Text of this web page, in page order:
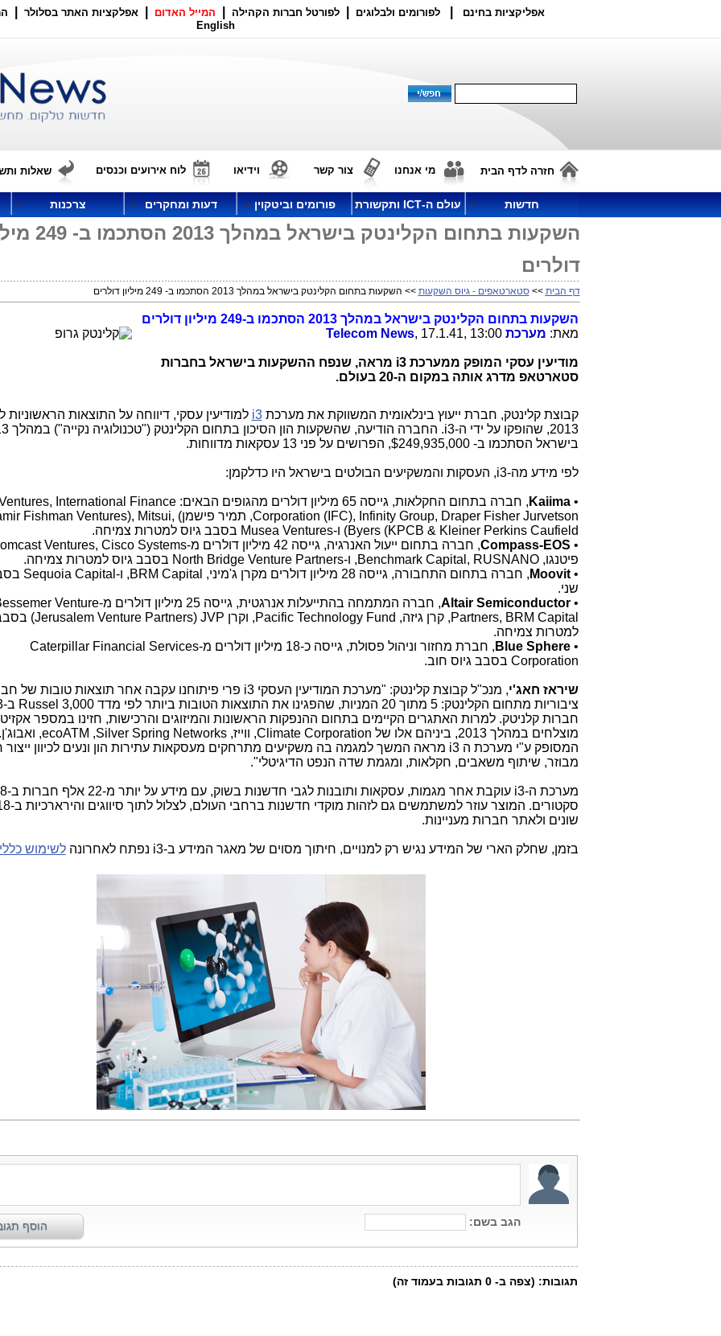
אפליקציות בחינם לפורומים ולבלוגים לפורטל חברות הקהילה המייל האדום אפלקציות האתר בסלולר
English
חזרה לדף הבית מי אנחנו צור קשר וידיאו לוח אירועים וכנסים שאלות
חדשות עולם ה-ICT ותקשורת פורומים וביטקוין דעות ומחקרים צרכנות
השקעות בתחום הקלינטק בישראל
דולרים
דף הבית >>סטארטאפים - גיוס השקעות >> השקעות בתחום הקלינטק בישראל במהלך 2013 הסתכמו ב- 249 מיליון דולרים
השקעות בתחום הקלינטק בישראל במהלך 2013 הסתכמו ב-249 מיליון דולרים
מאת: מערכת Telecom News, 17.1.41, 13:00
מודיעין עסקי המופק ממערכתi3 מראה, שנפח ההשקעות בישראל בחברות
סטארטאפ מדרג אותה במקום ה-20 בעולם.
קבוצת קלינטק, חברת ייעוץ בינלאומית המשווקת את מערכתi3 למודיעין עסקי, דיווחה על התוצאות הראשוניות
2013, שהופקו על ידי ה-
i3
. החברה הודיעה,
בישראל הסתכמו ב- $249,935,000, הפרושים על פני 13 עסקאות מדווחות.
לפי מידע מה-i3, העסקות והמשקיעים הבולטים בישראל היו כדלקמן:
•
Kaiima , חברה בתחום החקלאות, גייסה 65 מיליון דולרים מהגופים הבאים:
International Finance
Corporation (IFC), Infinity Group, Draper Fisher Jurvetson, תמיר פישמן) Fishman Ventures), Mitsui,
Kleiner Perkins Caufield
&
Byers (KPCB) ו-Musea Ventures בסבב גיוס למטרות צמיחה.
•
Compass-EOS, חברה בתחום ייעול האנרגיה, גייסה 42 מיליון דולרים מ- Ventures, Cisco Systems
פיטנגו,Benchmark Capital, RUSNANO, ו-North Bridge Venture Partners בסבב גיוס למטרות צמיחה.
•
Moovit , חברה בתחום התחבורה, גייסה 28 מיליון דולרים מקרן ג'מיני, BRM Capital, ו- Sequoia Capital
שני.
•
Altair Semiconductor, חברה המתמחה בהתייעלות אנרגטית, גייסה 25 מיליון דולרים מ-
Venture
Partners, BRM Capital, קרן גיזה, Pacific Technology Fund, וקרן Jerusalem Venture Partners) JVP
)
למטרות צמיחה.
•
Blue Sphere , חברת מחזור וניהול פסולת, גייסה כ-18 מיליון דולרים מ-
Caterpillar Financial Services
Corporation בסבב גיוס חוב.
שיראז חאג'י, מנכ"ל קבוצת קלינטק: "מערכת המודיעין העסקיi3 פרי פיתוחנו עקבה אחר תוצאות טובות של
ציבוריות מתחום הקלינטק: 5 מתוך 20 המניות, שהפגינו את התוצאות הטובות ביותר לפי מדד
Russel 3,000
חברות קלניטק. למרות האתגרים הקיימים בתחום ההנפקות הראשונות והמיזוגים והרכישות, חזינו במספר
מוצלחים במהלך 2013, ביניהם אלו של
Climate Corporation, ווייז,Silver Spring Networks
,
ecoATM
,
המסופק ע"י מערכת הi3 מראה המשך למגמה בה משקיעים מתרחקים מעסקאות עתירות הון ונעים לכיוון
מבוזר, שיתוף משאבים, חקלאות, ומגמת שדה הנפט הדיגיטלי".
מערכת ה-i3
עוקבת אחר מגמות, עסקאות
שונים ולאתר חברות מעניינות.
בזמן, שחלק הארי של המידע נגיש רק למנויים, חיתוך מסוים של מאגר המידע ב-i3 נפתח לאחרונהלשימוש כללי